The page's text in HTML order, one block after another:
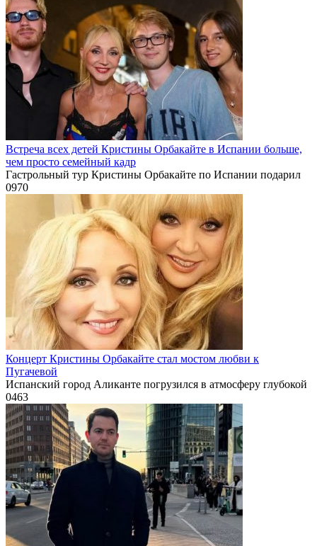
Встреча всех детей Кристины Орбакайте в Испании больше,
чем просто семейный кадр
Гастрольный тур Кристины Орбакайте по Испании подарил
0970
Концерт Кристины Орбакайте стал мостом любви к
Пугачевой
Испанский город Аликанте погрузился в атмосферу глубокой
0463